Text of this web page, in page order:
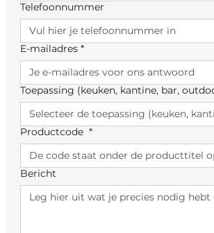
Poten in
Telefoonnummer
E-mailadres *
Toepassing (keuken, kantine, bar,
Productcode *
Bericht